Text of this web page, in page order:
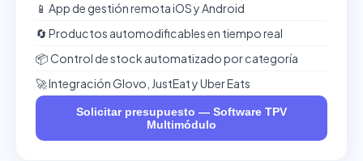
📱 App de gestión remota iOS y Android
🔄 Productos automodificables en tiempo real
📦 Control de stock automatizado por categoría
🚀 Integración Glovo, JustEat y Uber Eats
Solicitar presupuesto — Software TPV
Multimódulo